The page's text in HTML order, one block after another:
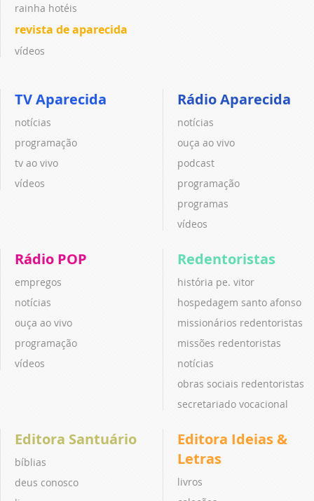
rainha hotéis
revista de aparecida
vídeos
TV Aparecida
notícias
programação
tv ao vivo
vídeos
Rádio Aparecida
notícias
ouça ao vivo
podcast
programação
programas
vídeos
Rádio POP
empregos
notícias
ouça ao vivo
programação
vídeos
Redentoristas
história pe. vitor
hospedagem santo afonso
missionários redentoristas
missões redentoristas
notícias
obras sociais redentoristas
secretariado vocacional
Editora Santuário
bíblias
deus conosco
Editora Ideias &
Letras
livros